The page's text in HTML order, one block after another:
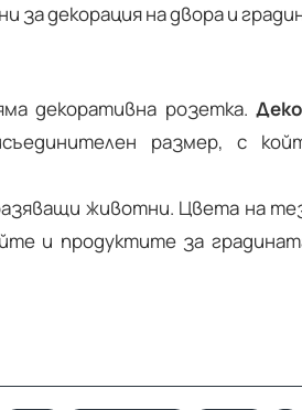
за декорация на двора и
декоративна розетка.
размер, с
животни. Цвета на
и продуктите за